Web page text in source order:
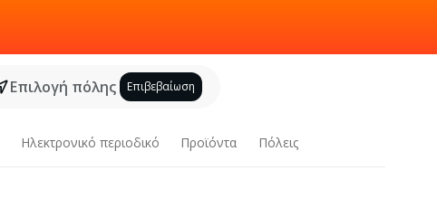
Επιλογή πόλης Επιβεβαίωση
Ηλεκτρονικό περιοδικό Προϊόντα Πόλεις